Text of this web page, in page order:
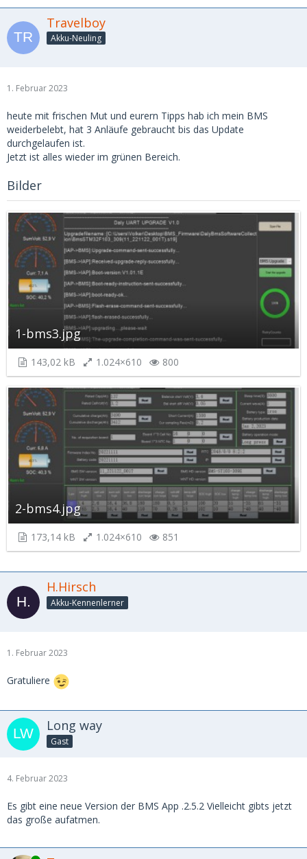
Travelboy
Akku-Neuling
1. Februar 2023
heute mit frischen Mut und eurern Tipps hab ich mein BMS
weiderbelebt, hat 3 Anläufe gebraucht bis das Update
durchgelaufen ist.
Jetzt ist alles wieder im grünen Bereich.
Bilder
1-bms3.jpg
143,02 kB 1.024×610 800
2-bms4.jpg
173,14 kB 1.024×610 851
H.Hirsch
Akku-Kennenlerner
1. Februar 2023
Gratuliere
Long way
Gast
4. Februar 2023
Es gibt eine neue Version der BMS App .2.5.2 Vielleicht gibts jetzt
das große aufatmen.